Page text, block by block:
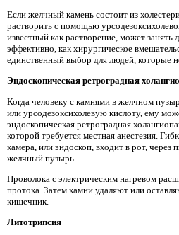
Если желчный камень состоит из
растворить с помощью
известный как растворение, может занять
эффективно, как хирургическое
единственный выбор для людей, которые
Эндоскопическая ретроградная
Когда человеку с камнями в желчном
или урсодезоксихолевую кислоту, ему
эндоскопическая ретроградная
которой требуется местная анестезия.
камера, или эндоскоп, входит в рот,
желчный пузырь.
Проволока с электрическим нагревом
протока. Затем камни удаляют или
кишечник.
Литотрипсия